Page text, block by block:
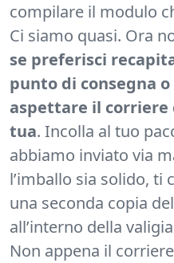
compilare il modulo
Ci siamo quasi. Ora
se preferisci
punto di consegna
aspettare il corriere
tua. Incolla al tuo
abbiamo inviato via
l’imballo sia solido, ti
una seconda copia
all’interno della
Non appena il